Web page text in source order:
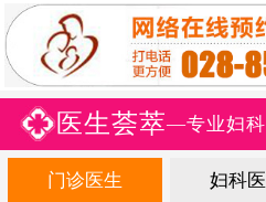
医生荟萃—专业妇科
门诊医生 妇科